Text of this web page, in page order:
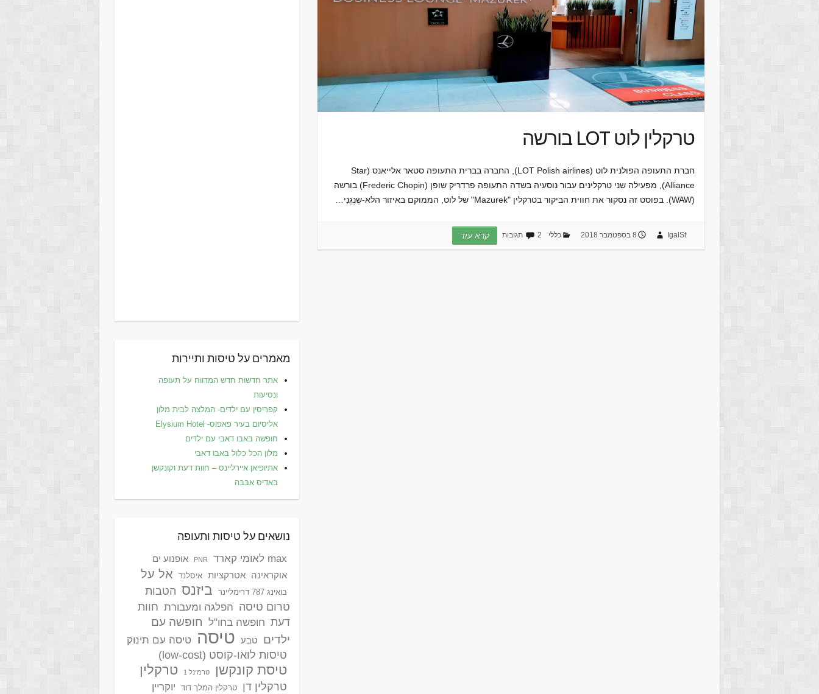
טרקלין לוט LOT בורשה
חברת התעופה הפולנית לוט (LOT Polish airlines), החברה בברית התעופה סטאר אלייאנס (Star
Alliance), מפעילה שני טרקלינים עבור נוסעיה בשדה התעופה פרדריק שופן (Frederic Chopin) בורשה
(WAW). בפוסט זה נסקור את חווית הביקור בטרקלין "Mazurek" של לוט, הממוקם באיזור הלא-שֶנְגֶנִי…
IgalSt 8 בספטמבר 2018 כללי 2 תגובות קרא עוד
מאמרים על טיסות ותיירות
אתר חדשות חדש המדווח על תעופה
ונסיעות
קפריסין עם ילדים- המלצה לבית מלון
אליסיום בעיר פאפוס- Elysium Hotel
חופשה באבו דאבי עם ילדים
מלון הכל כלול באבו דאבי
אתיופיאן איירליינס – חוות דעת וקונקשן
באדיס אבבה
נושאים על טיסות ותעופה
max לאומי קארד PNR
אופנוע ים
אוקראינה
אטרקציות איסלנד אל על
בואינג 787 דרימליינר ביזנס הטבות
טרום טיסה
הפלגה ומעבורת חוות
דעת חופשה בחו"ל
חופשה עם
ילדים
טבע טיסה טיסה עם תינוק
טיסות לואו-קוסט (low-cost)
טיסת קונקשן טרמינל 1 טרקלין
טרקלין דן טרקלין המלך דוד יוקריין